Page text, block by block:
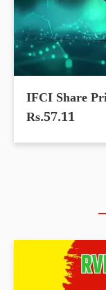
IFCI Share
Rs.57.11